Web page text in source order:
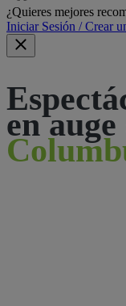
¿Quieres mejores
Iniciar Sesión / Crear
en